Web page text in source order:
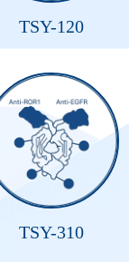
TSY-120
TSY-310